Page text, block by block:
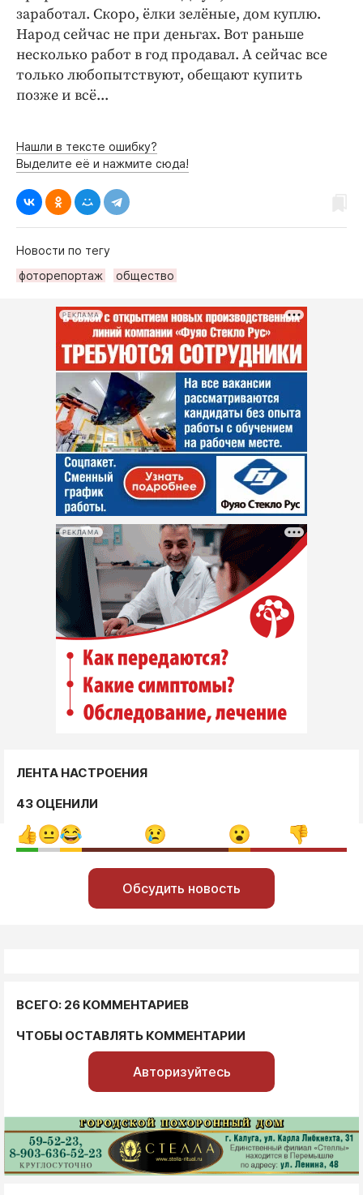
заработал. Скоро, ёлки зелёные, дом куплю.
Народ сейчас не при деньгах. Вот раньше
несколько работ в год продавал. А сейчас все
только любопытствуют, обещают купить
позже и всё...
Нашли в тексте ошибку?
Выделите её и нажмите сюда!
Новости по тегу
фоторепортаж
общество
РЕКЛАМА
РЕКЛАМА
ЛЕНТА НАСТРОЕНИЯ
43 ОЦЕНИЛИ
Обсудить новость
ВСЕГО: 26 КОММЕНТАРИЕВ
ЧТОБЫ ОСТАВЛЯТЬ КОММЕНТАРИИ
Авторизуйтесь